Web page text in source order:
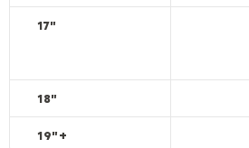
17"
18"
19"+